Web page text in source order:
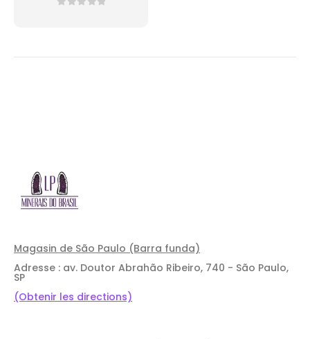
Magasin de São Paulo (Barra funda)
Adresse : av. Doutor Abrahão Ribeiro, 740 - São Paulo,
SP
(Obtenir les directions)